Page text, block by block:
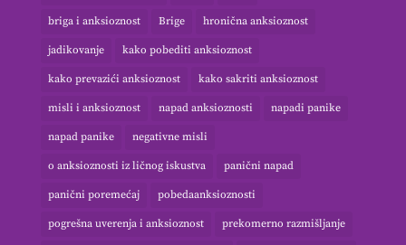
briga i anksioznost Brige hronična anksioznost
jadikovanje kako pobediti anksioznost
kako prevazići anksioznost kako sakriti anksioznost
misli i anksioznost napad anksioznosti napadi panike
napad panike negativne misli
o anksioznosti iz ličnog iskustva panični napad
panični poremećaj pobedaanksioznosti
pogrešna uverenja i anksioznost prekomerno razmišljanje